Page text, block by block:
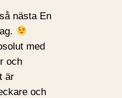
nästa En
med
och
är
och